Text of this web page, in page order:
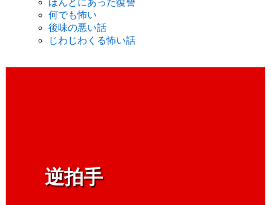
ほんとにあった復讐
何でも怖い
後味の悪い話
じわじわくる怖い話
逆拍手